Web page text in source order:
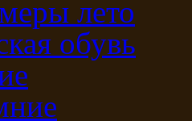
лето
обувь